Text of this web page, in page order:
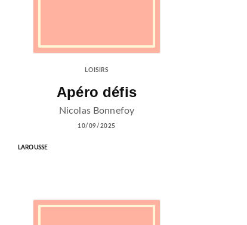
LOISIRS
Apéro défis
Nicolas Bonnefoy
10/09/2025
LAROUSSE